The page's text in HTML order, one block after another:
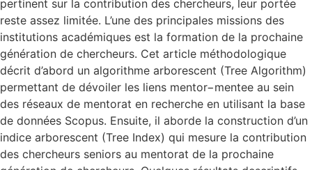
pertinent sur la contribution des chercheurs, leur portée
reste assez limitée. L’une des principales missions des
institutions académiques est la formation de la prochaine
génération de chercheurs. Cet article méthodologique
décrit d’abord un algorithme arborescent (Tree Algorithm)
permettant de dévoiler les liens mentor−mentee au sein
des réseaux de mentorat en recherche en utilisant la base
de données Scopus. Ensuite, il aborde la construction d’un
indice arborescent (Tree Index) qui mesure la contribution
des chercheurs seniors au mentorat de la prochaine